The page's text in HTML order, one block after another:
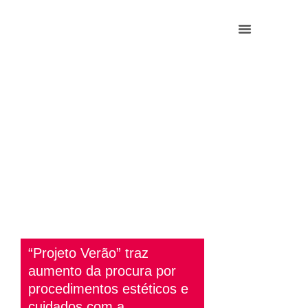
“Projeto Verão” traz
aumento da procura por
procedimentos estéticos e